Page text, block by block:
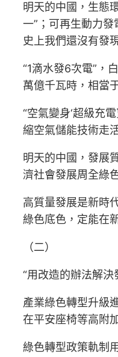
明天的中國，生態
一”；可再生動力
史上我們還沒有發
“1滴水發6次電”，
萬億千瓦時，相當
“空氣變身‘超級充
縮空氣儲能技術走
明天的中國，發展
濟社會發展周全綠
高質量發展是新時
綠色底色，定能在
（二）
“用改造的辦法解
產業綠色轉型升級
在平安座椅等高附
綠色轉型政策軌制